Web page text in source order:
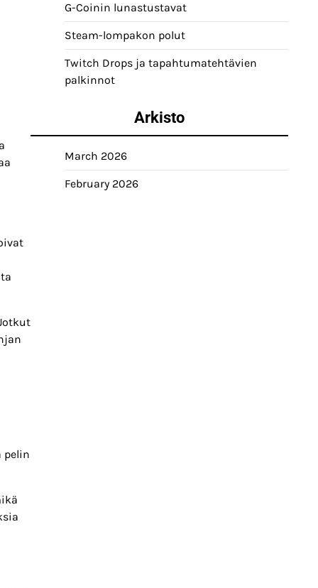
pelin
G-Coinin lunastustavat
Steam-lompakon polut
Twitch Drops ja tapahtumatehtävien
palkinnot
Arkisto
March 2026
February 2026